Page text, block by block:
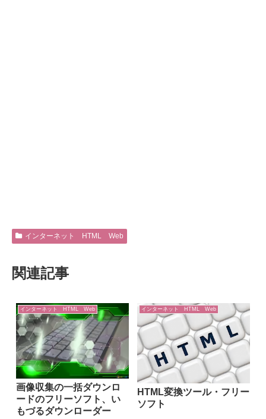
インターネット HTML Web
関連記事
インターネット HTML Web
画像収集の一括ダウンロ
ードのフリーソフト、い
もづるダウンローダー
インターネット HTML Web
HTML変換ツール・フリー
ソフト